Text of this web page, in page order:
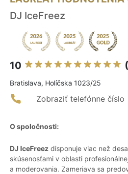
DJ IceFreez
10
Bratislava, Holíčska 1023/25
Zobraziť telefónne číslo
O spoločnosti:
DJ IceFreez disponuje viac než
skúsenosťami v oblasti
a moderovania. Zameriava sa